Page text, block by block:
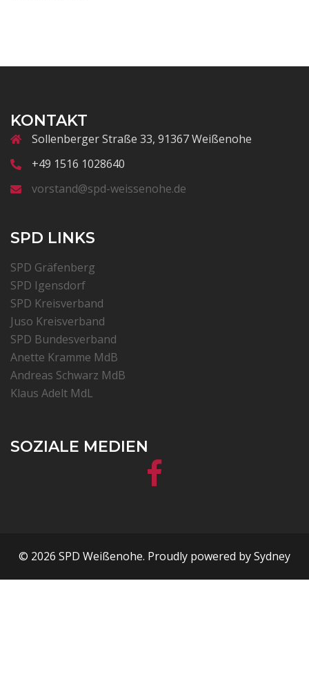
KONTAKT
Sollenberger Straße 33, 91367 Weißenohe
+49 1516 1028640
vorstand@spd-weissenohe.de
SPD LINKS
SPD Gräfenberg
SPD Igensdorf
SPD Kreisverband
Juso Kreisverband
SPD Bundesverband
Anette Kramme MdB
Andreas Schwarz MdB
Klaus Adelt MdL
SOZIALE MEDIEN
© 2026 SPD Weißenohe. Proudly powered bySydney